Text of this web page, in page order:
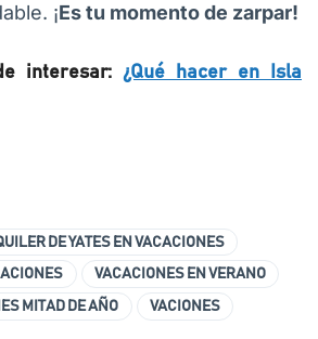
¡Es tu momento de zarpar!
interesar: ¿Qué hacer en Isla
DE YATES EN VACACIONES
VACACIONES EN VERANO
MITAD DE AÑO VACIONES